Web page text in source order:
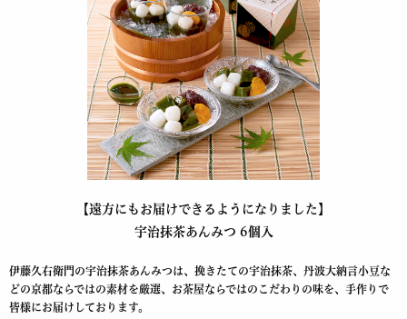
【遠方にもお届けできるようになりました】
宇治抹茶あんみつ 6個入
伊藤久右衛門の宇治抹茶あんみつは、挽きたての宇治抹茶、丹波大納言小豆な
どの京都ならではの素材を厳選、お茶屋ならではのこだわりの味を、手作りで
皆様にお届けしております。